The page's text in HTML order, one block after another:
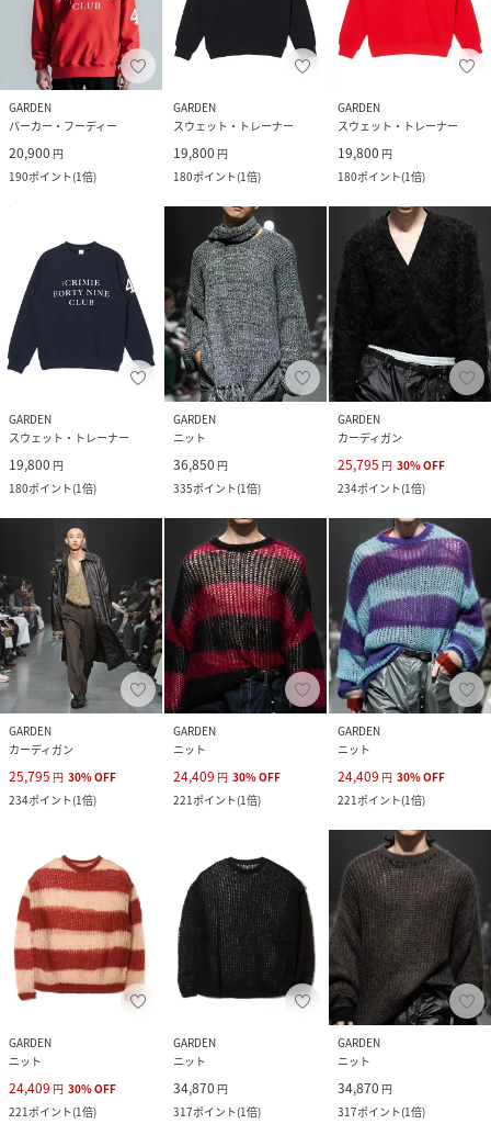
GARDEN
パーカー・フーディー
20,900 円
190ポイント(1倍)
GARDEN
スウェット・トレーナー
19,800 円
180ポイント(1倍)
GARDEN
スウェット・トレーナー
19,800 円
180ポイント(1倍)
GARDEN
スウェット・トレーナー
19,800 円
180ポイント(1倍)
GARDEN
ニット
36,850 円
335ポイント(1倍)
GARDEN
カーディガン
25,795 円 30%OFF
234ポイント(1倍)
GARDEN
カーディガン
25,795 円 30%OFF
234ポイント(1倍)
GARDEN
ニット
24,409 円 30%OFF
221ポイント(1倍)
GARDEN
ニット
24,409 円 30%OFF
221ポイント(1倍)
GARDEN
ニット
24,409 円 30%OFF
221ポイント(1倍)
GARDEN
ニット
34,870 円
317ポイント(1倍)
GARDEN
ニット
34,870 円
317ポイント(1倍)